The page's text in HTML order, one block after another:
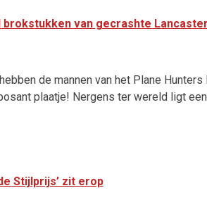
brokstukken van gecrashte
de mannen van het Plane
plaatje! Nergens ter wereld ligt
Stijlprijs’ zit erop